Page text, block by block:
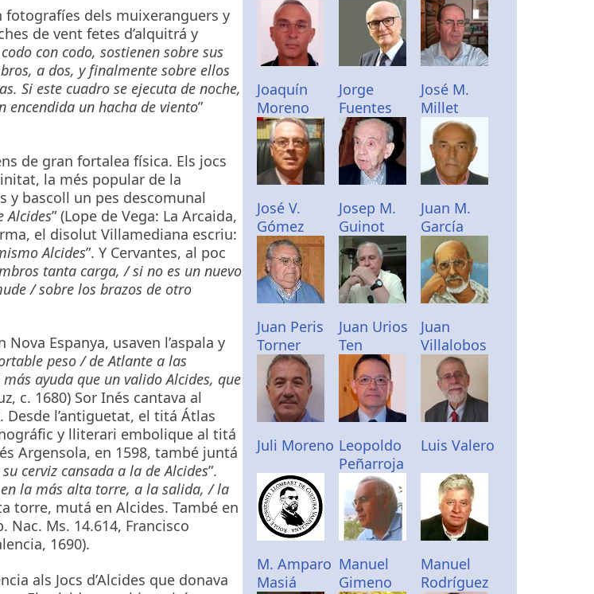
fotografíes dels muixeranguers y
de vent fetes d’alquitrá y
con codo, sostienen sobre sus
a dos, y finalmente sobre ellos
Si este cuadro se ejecuta de noche,
encendida un hacha de viento”
de gran fortalea física. Els jocs
la més popular de la
y bascoll un pes descomunal
Alcides” (Lope de Vega: La Arcaida,
el disolut Villamediana escriu:
Alcides”. Y Cervantes, al poc
tanta carga, / si no es un nuevo
/ sobre los brazos de otro
Espanya, usaven l’aspala y
peso / de Atlante a las
más ayuda que un valido Alcides, que
c. 1680) Sor Inés cantava al
l’antiguetat, el titá Átlas
y lliterari embolique al titá
Argensola, en 1598, també juntá
cerviz cansada a la de Alcides”.
la más alta torre, a la salida, / la
torre, mutá en Alcides. També en
Nac. Ms. 14.614, Francisco
1690).
als Jocs d’Alcides que donava
Joaquín
Moreno
Jorge
Fuentes
José M.
Millet
José V.
Gómez
Josep M.
Guinot
Juan M.
García
Juan Peris
Torner
Juan Urios
Ten
Juan
Villalobos
Juli Moreno Leopoldo
Peñarroja
Luis Valero
M. Amparo
Masiá
Manuel
Gimeno
Manuel
Rodríguez